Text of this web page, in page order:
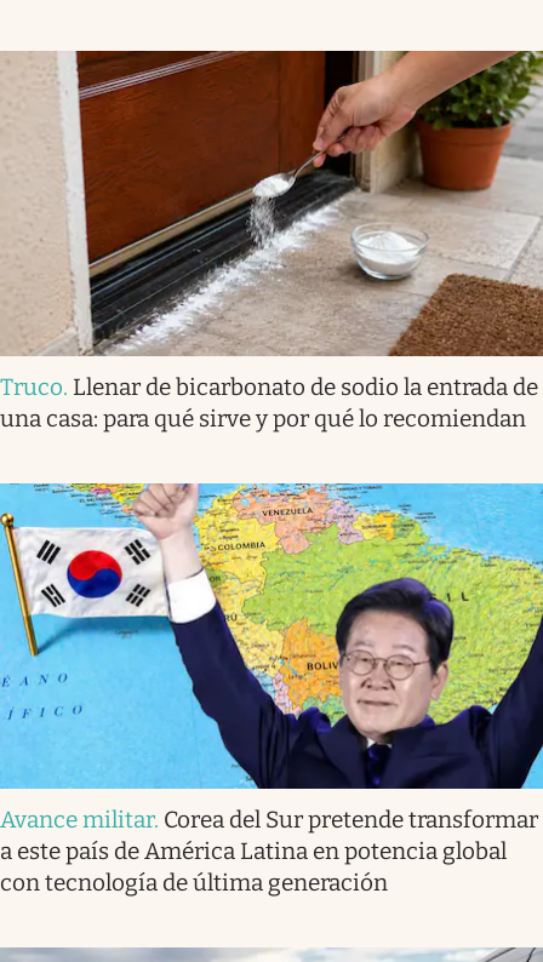
Truco. Llenar de bicarbonato de sodio la entrada de
una casa: para qué sirve y por qué lo recomiendan
Avance militar. Corea del Sur pretende transformar
a este país de América Latina en potencia global
con tecnología de última generación